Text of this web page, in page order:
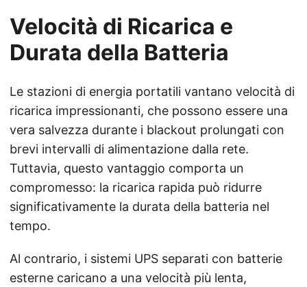
Velocità di Ricarica e
Durata della Batteria
Le stazioni di energia portatili vantano velocità di
ricarica impressionanti, che possono essere una
vera salvezza durante i blackout prolungati con
brevi intervalli di alimentazione dalla rete.
Tuttavia, questo vantaggio comporta un
compromesso: la ricarica rapida può ridurre
significativamente la durata della batteria nel
tempo.
Al contrario, i sistemi UPS separati con batterie
esterne caricano a una velocità più lenta,